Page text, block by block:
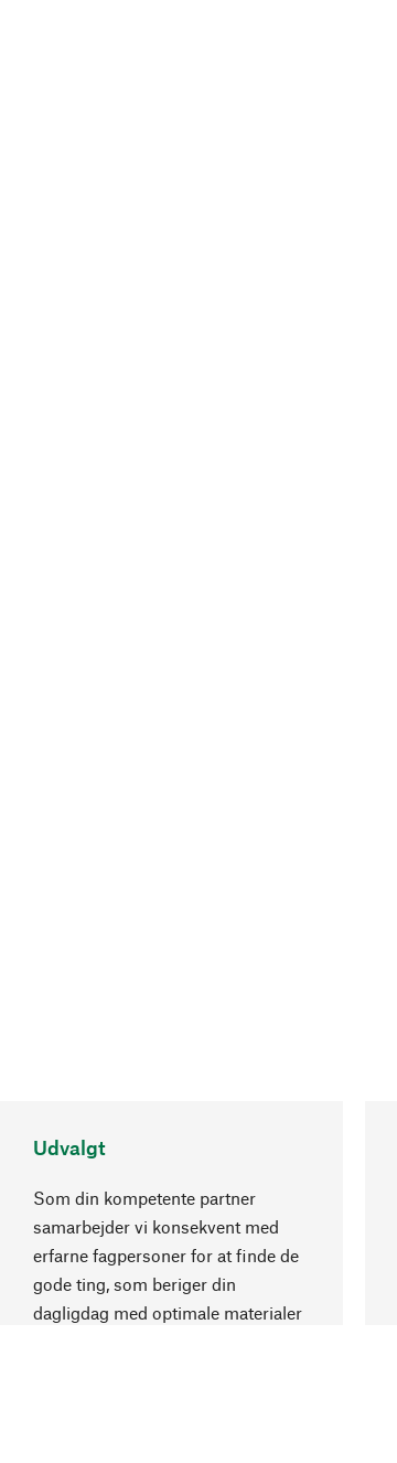
Udvalgt
Som din kompetente partner
samarbejder vi konsekvent med
erfarne fagpersoner for at finde de
gode ting, som beriger din
dagligdag med optimale materialer